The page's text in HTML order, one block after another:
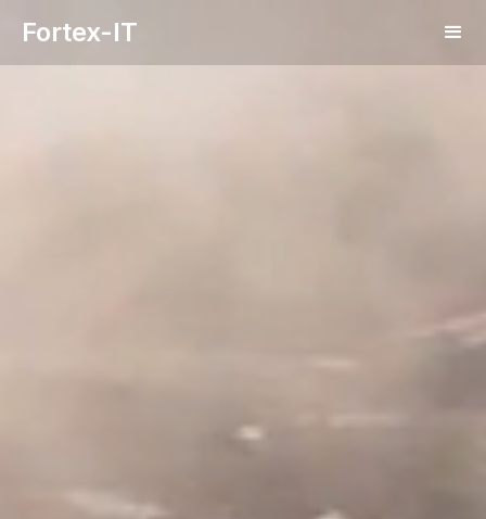
Fortex-IT